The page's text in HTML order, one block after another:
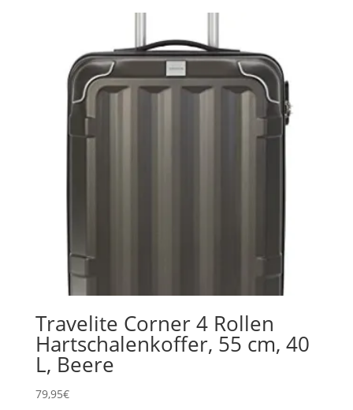
Travelite Corner 4 Rollen
Hartschalenkoffer, 55 cm, 40
L, Beere
79,95€